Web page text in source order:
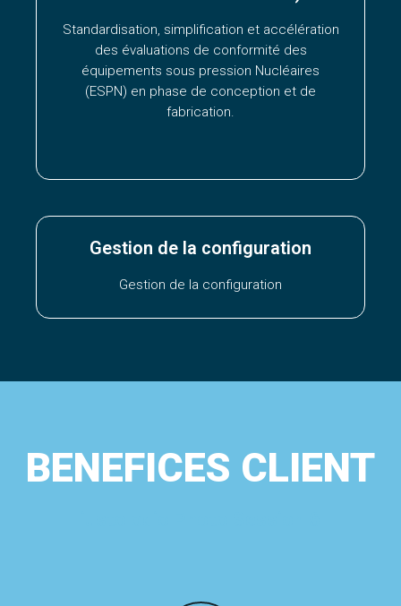
Standardisation, simplification et accélération
des évaluations de conformité des
équipements sous pression Nucléaires
(ESPN) en phase de conception et de
fabrication.
Gestion de la configuration
Gestion de la configuration
BENEFICES CLIENT